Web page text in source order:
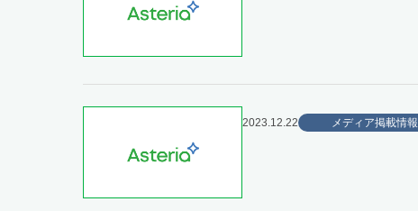
2023.12.22 メディア掲載情報